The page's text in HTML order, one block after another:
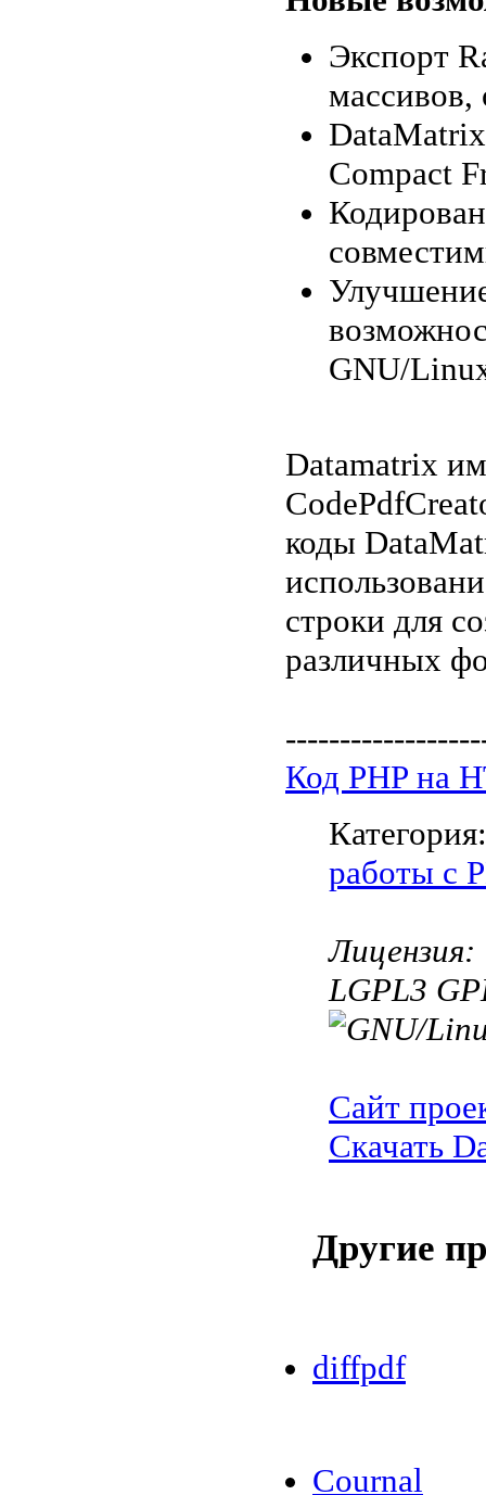
Экспорт
Compact
GNU/
Datamatrix
коды
строки для
различных
Код PHP на
работы с
Лицензия:
LGPL3
Сайт
Скачать
Другие
diffpdf
Cournal